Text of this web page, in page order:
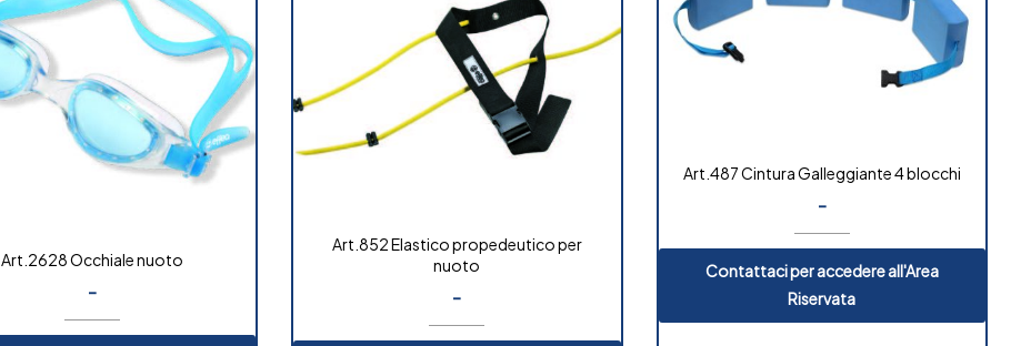
Art.2628 Occhiale nuoto
-
Art.852 Elastico propedeutico per
nuoto
-
Art.487 Cintura Galleggiante 4 blocchi
-
Contattaci per accedere all'Area
Riservata